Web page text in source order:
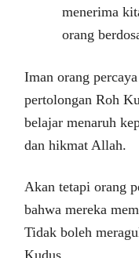
menerima
orang
Iman orang
pertolongan Roh
belajar menaruh
dan hikmat Allah.
Akan tetapi orang
bahwa mereka
Tidak boleh
Kudus.